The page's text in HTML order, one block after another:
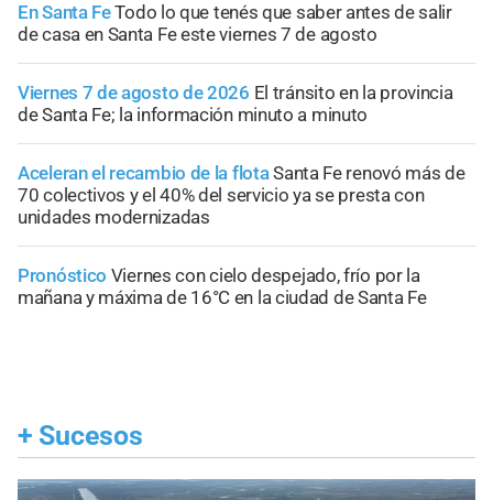
En Santa FeTodo lo que tenés que saber antes de salir
de casa en Santa Fe este viernes 7 de agosto
Viernes 7 de agosto de 2026 El tránsito en la provincia
de Santa Fe; la información minuto a minuto
Aceleran el recambio de la flotaSanta Fe renovó más de
70 colectivos y el 40% del servicio ya se presta con
unidades modernizadas
Pronóstico Viernes con cielo despejado, frío por la
mañana y máxima de 16°C en la ciudad de Santa Fe
+ Sucesos